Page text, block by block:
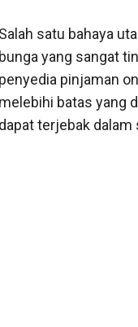
Salah satu bahaya
bunga yang sangat
penyedia pinjaman
melebihi batas yang
dapat terjebak